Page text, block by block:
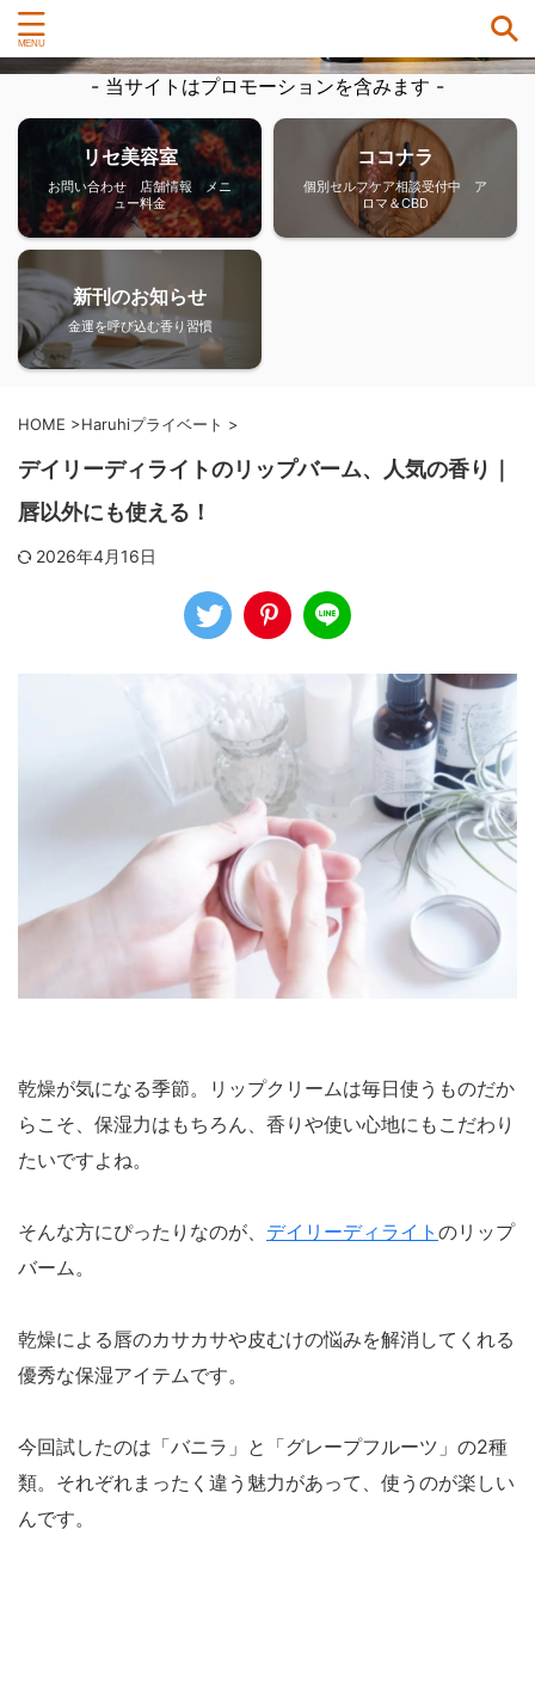
- 当サイトはプロモーションを含みます -
リセ美容室
お問い合わせ 店舗情報 メニ
ュー料金
ココナラ
個別セルフケア相談受付中 ア
ロマ＆CBD
新刊のお知らせ
金運を呼び込む香り習慣
HOME >Haruhiプライベート >
デイリーディライトのリップバーム、人気の香り｜
唇以外にも使える！
2026年4月16日
乾燥が気になる季節。リップクリームは毎日使うものだか
らこそ、保湿力はもちろん、香りや使い心地にもこだわり
たいですよね。
そんな方にぴったりなのが、 デイリーディライト のリップ
バーム。
乾燥による唇のカサカサや皮むけの悩みを解消してくれる
優秀な保湿アイテムです。
今回試したのは「バニラ」と「グレープフルーツ」の2種
類。それぞれまったく違う魅力があって、使うのが楽しい
んです。